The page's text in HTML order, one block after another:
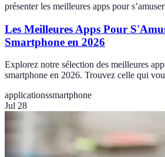
présenter les meilleures apps pour
Les Meilleures Apps Pour
Smartphone en 2026
Explorez notre sélection des meilleures
smartphone en 2026. Trouvez celle qui
applicationssmartphone
Jul 28